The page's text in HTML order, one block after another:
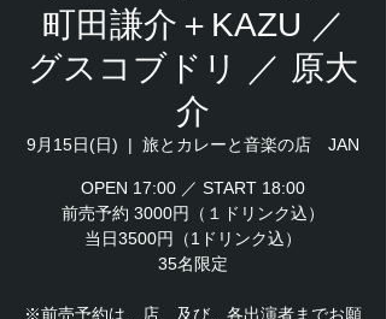
町田謙介＋KAZU ／
グスコブドリ ／ 原大
介
9月15日(日)
  |
旅とカレーと音楽の店 JAN
OPEN 17:00 ／ START 18:00
前売予約 3000円（１ドリンク込）
当日3500円（1ドリンク込）
35名限定
※前売予約は、店、及び、各出演者までお願